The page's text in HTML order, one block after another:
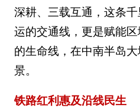
深耕、三载互通，这条
运的交通线，更是赋能
的生命线，在中南半岛
景。
铁路红利惠及沿线民生